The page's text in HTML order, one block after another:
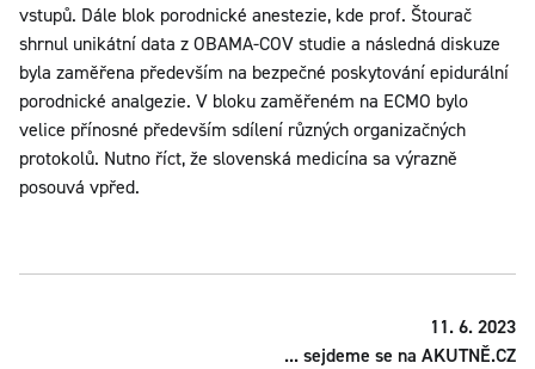
vstupů. Dále blok porodnické anestezie, kde prof. Štourač
shrnul unikátní data z OBAMA-COV studie a následná diskuze
byla zaměřena především na bezpečné poskytování epidurální
porodnické analgezie. V bloku zaměřeném na ECMO bylo
velice přínosné především sdílení různých organizačných
protokolů. Nutno říct, že slovenská medicína sa výrazně
posouvá vpřed.
11. 6. 2023
... sejdeme se na AKUTNĚ.CZ